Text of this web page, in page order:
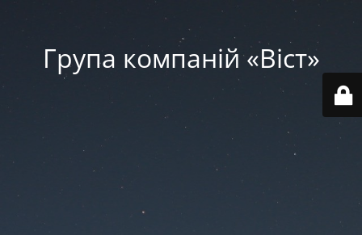
Група компаній «‎Віст»‎